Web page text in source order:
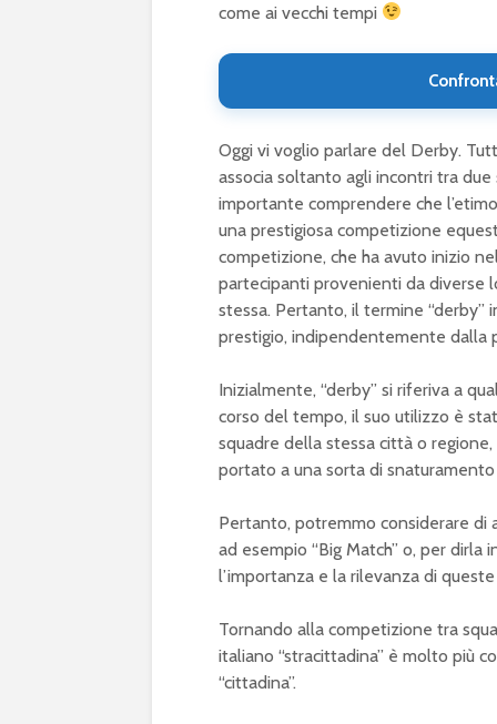
come ai vecchi tempi
Oggi vi voglio parlare del Derby.
associa soltanto agli incontri tra
importante comprendere che
una prestigiosa competizione
competizione, che ha avuto inizio
partecipanti provenienti da diverse
stessa. Pertanto, il termine
prestigio, indipendentemente dalla
Inizialmente, “derby” si riferiva a
corso del tempo, il suo utilizzo è
squadre della stessa città o
portato a una sorta di
Pertanto, potremmo considerare
ad esempio “Big Match” o, per dirla
l’importanza e la rilevanza di
Tornando alla competizione tra
italiano “stracittadina” è molto più
“cittadina”.